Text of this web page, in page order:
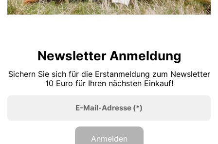
Newsletter Anmeldung
Sichern Sie sich für die Erstanmeldung zum Newsletter
10 Euro für Ihren nächsten Einkauf!
E-Mail-Adresse (*)
Anmelden